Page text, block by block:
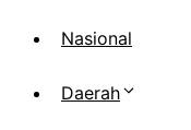
Nasional
Daerah